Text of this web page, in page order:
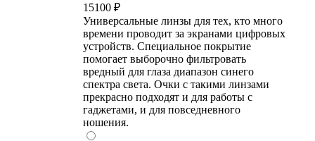
15100 ₽
Универсальные линзы для тех, кто много
времени проводит за экранами цифровых
устройств. Специальное покрытие
помогает выборочно фильтровать
вредный для глаза диапазон синего
спектра света. Очки с такими линзами
прекрасно подходят и для работы с
гаджетами, и для повседневного
ношения.